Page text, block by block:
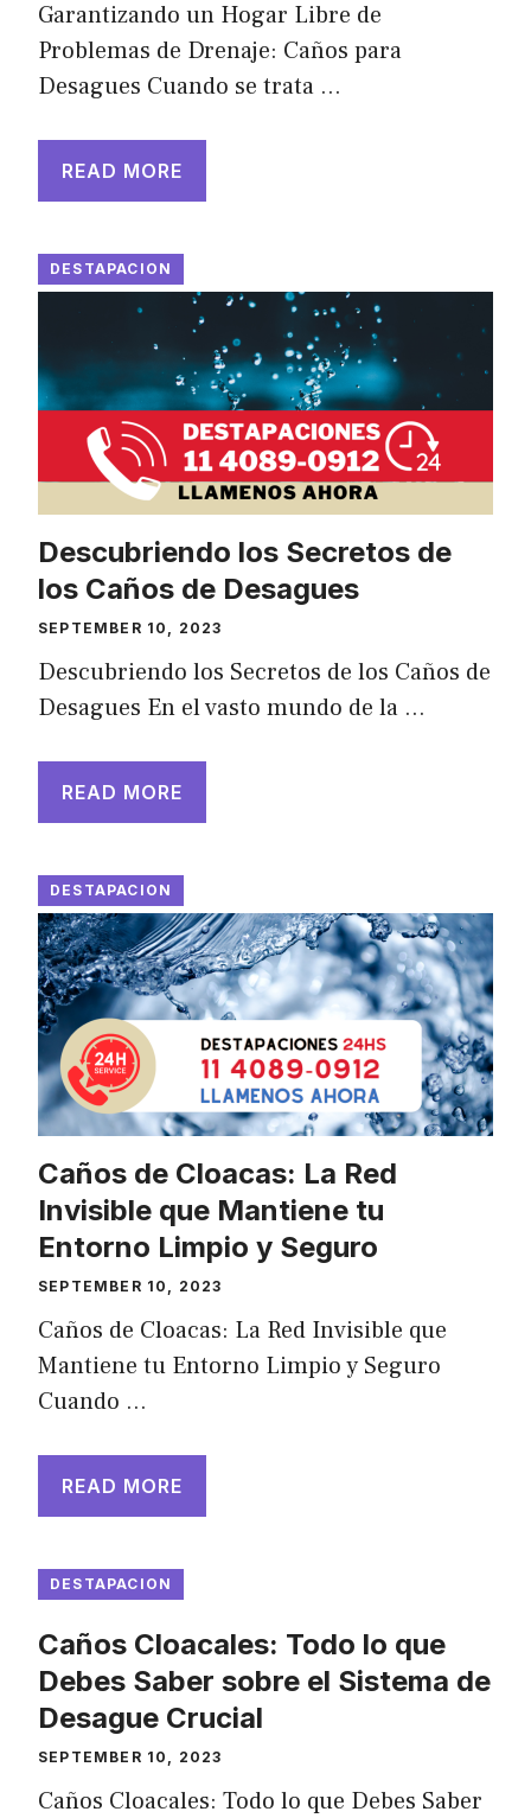
Garantizando un Hogar Libre de
Problemas de Drenaje: Caños para
Desagues Cuando se trata …
READ MORE
DESTAPACION
Descubriendo los Secretos de
los Caños de Desagues
SEPTEMBER 10, 2023
Descubriendo los Secretos de los Caños de
Desagues En el vasto mundo de la …
READ MORE
DESTAPACION
Caños de Cloacas: La Red
Invisible que Mantiene tu
Entorno Limpio y Seguro
SEPTEMBER 10, 2023
Caños de Cloacas: La Red Invisible que
Mantiene tu Entorno Limpio y Seguro
Cuando …
READ MORE
DESTAPACION
Caños Cloacales: Todo lo que
Debes Saber sobre el Sistema de
Desague Crucial
SEPTEMBER 10, 2023
Caños Cloacales: Todo lo que Debes Saber